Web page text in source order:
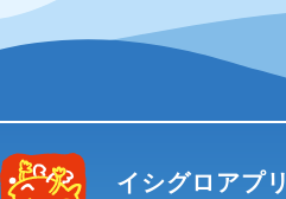
イシグロアプリ